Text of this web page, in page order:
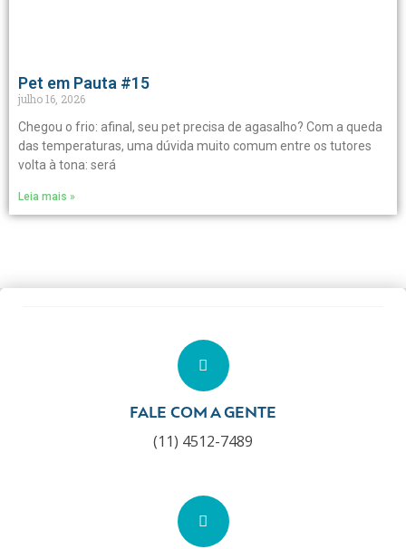
Pet em Pauta #15
julho 16, 2026
Chegou o frio: afinal, seu pet precisa de agasalho? Com a queda
das temperaturas, uma dúvida muito comum entre os tutores
volta à tona: será
Leia mais »
FALE COM A GENTE
(11) 4512-7489